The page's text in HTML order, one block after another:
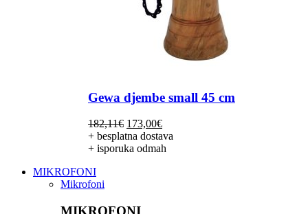
Gewa djembe small 45 cm
182,11€ Izvorna
cijena
bila
173,00€Trenutna
cijena
je:
+ besplatna dostava
+ isporuka odmah
MIKROFONI
Mikrofoni
MIKROFONI